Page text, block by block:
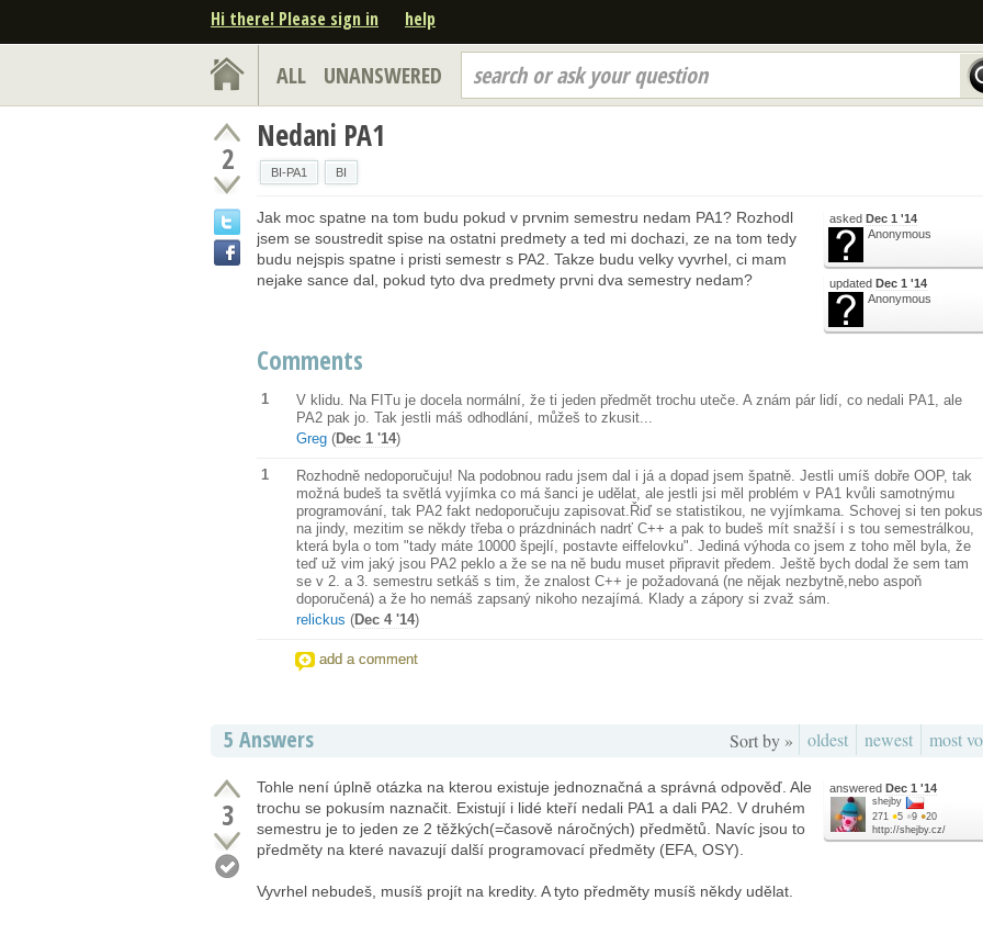
Hi there! Please sign in help
ALL UNANSWERED search or ask your question
2
Nedani PA1
BI-PA1 BI
asked Dec 1 '14
Anonymous
updated Dec 1 '14
Anonymous
Jak moc spatne na tom budu pokud v prvnim semestru nedam PA1? Rozhodl
jsem se soustredit spise na ostatni predmety a ted mi dochazi, ze na tom tedy
budu nejspis spatne i pristi semestr s PA2. Takze budu velky vyvrhel, ci mam
nejake sance dal, pokud tyto dva predmety prvni dva semestry nedam?
Comments
1
V klidu. Na FITu je docela normální, že ti jeden předmět trochu uteče. A znám pár lidí, co nedali PA1, ale
PA2 pak jo. Tak jestli máš odhodlání, můžeš to zkusit...
Greg (Dec 1 '14)
1
Rozhodně nedoporučuju! Na podobnou radu jsem dal i já a dopad jsem špatně. Jestli umíš dobře OOP, tak
možná budeš ta světlá vyjímka co má šanci je udělat, ale jestli jsi měl problém v PA1 kvůli samotnýmu
programování, tak PA2 fakt nedoporučuju zapisovat.Řiď se statistikou, ne vyjímkama. Schovej si ten pokus
na jindy, mezitim se někdy třeba o prázdninách nadrť C++ a pak to budeš mít snažší i s tou semestrálkou,
která byla o tom "tady máte 10000 špejlí, postavte eiffelovku". Jediná výhoda co jsem z toho měl byla, že
teď už vim jaký jsou PA2 peklo a že se na ně budu muset připravit předem. Ještě bych dodal že sem tam
se v 2. a 3. semestru setkáš s tim, že znalost C++ je požadovaná (ne nějak nezbytně,nebo aspoň
doporučená) a že ho nemáš zapsaný nikoho nezajímá. Klady a zápory si zvaž sám.
relickus (Dec 4 '14)
add a comment
5 Answers Sort by » oldest newest most
3
answered Dec 1 '14
shejby
271 ●5 ●9 ●20
http://shejby.cz/
Tohle není úplně otázka na kterou existuje jednoznačná a správná odpověď. Ale
trochu se pokusím naznačit. Existují i lidé kteří nedali PA1 a dali PA2. V druhém
semestru je to jeden ze 2 těžkých(=časově náročných) předmětů. Navíc jsou to
předměty na které navazují další programovací předměty (EFA, OSY).
Vyvrhel nebudeš, musíš projít na kredity. A tyto předměty musíš někdy udělat.